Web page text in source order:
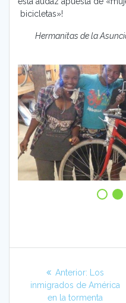
bicicletas»!
Hermanitas de la
Anterior: Entrada
anterior:
Los
inmigrados de América
en la tormenta